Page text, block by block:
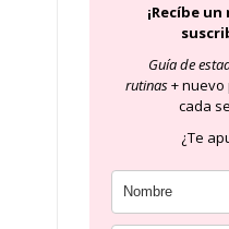
¡Recíbe
Guía de
rutinas+ nuevo
cada
¿Te